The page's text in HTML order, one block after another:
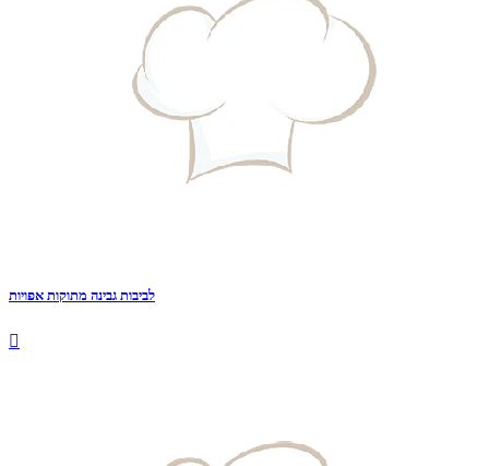
לביבות גבינה מתוקות אפויות
